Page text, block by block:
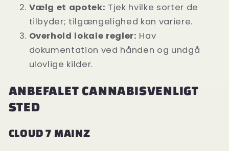
Vælg et apotek: Tjek hvilke sorter de
tilbyder; tilgængelighed kan variere.
Overhold lokale regler: Hav
dokumentation ved hånden og undgå
ulovlige kilder.
ANBEFALET CANNABISVENLIGT
STED
CLOUD 7 MAINZ